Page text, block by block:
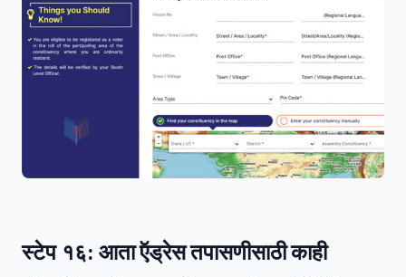
स्टेप १६: आता ऍड्रेस तपासणीसाठी काही